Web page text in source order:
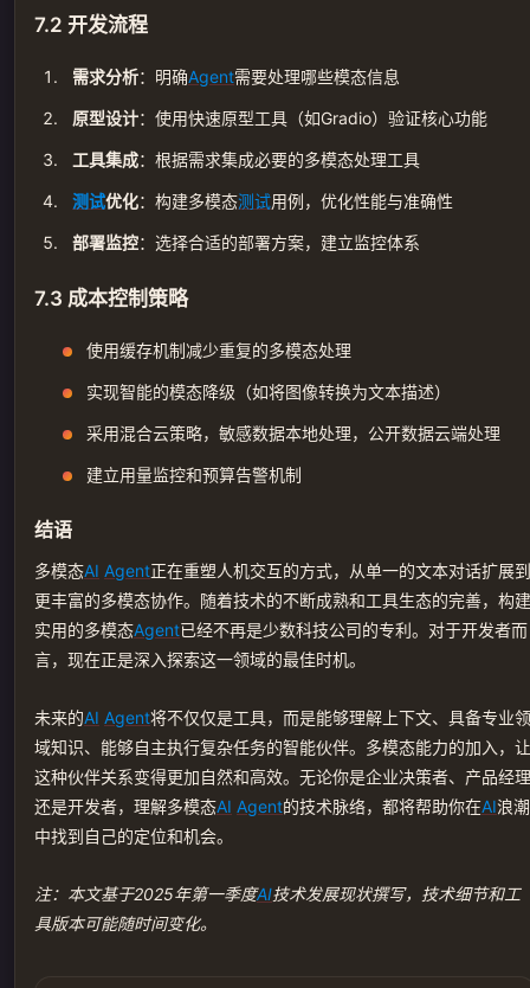
7.2 开发流程
需求分析：明确Agent需要处理哪些模态信息
原型设计：使用快速原型工具（如Gradio）验证核心功能
工具集成：根据需求集成必要的多模态处理工具
测试优化：构建多模态测试用例，优化性能与准确性
部署监控：选择合适的部署方案，建立监控体系
7.3 成本控制策略
使用缓存机制减少重复的多模态处理
实现智能的模态降级（如将图像转换为文本描述）
采用混合云策略，敏感数据本地处理，公开数据云端处理
建立用量监控和预算告警机制
结语
多模态AI Agent正在重塑人机交互的方式，从单一的文本对话扩展到
更丰富的多模态协作。随着技术的不断成熟和工具生态的完善，构建
实用的多模态Agent已经不再是少数科技公司的专利。对于开发者而
言，现在正是深入探索这一领域的最佳时机。
未来的AI Agent将不仅仅是工具，而是能够理解上下文、具备专业领
域知识、能够自主执行复杂任务的智能伙伴。多模态能力的加入，让
这种伙伴关系变得更加自然和高效。无论你是企业决策者、产品经理
还是开发者，理解多模态AI Agent的技术脉络，都将帮助你在AI浪潮
中找到自己的定位和机会。
注：本文基于2025年第一季度AI技术发展现状撰写，技术细节和工
具版本可能随时间变化。